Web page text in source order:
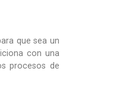
que sea un
con una
procesos de